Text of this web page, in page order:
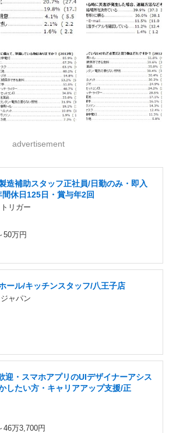
advertisement
造補助スタッフ正社員/日勤のみ・即入
休日125日・賞与年2回
リガー
50万円
ール/キッチンスタッフ/八王子店
ャパン
迎・スマホアプリのUIデザイナーアシス
したい方・キャリアアップ支援/正
46万3,700円